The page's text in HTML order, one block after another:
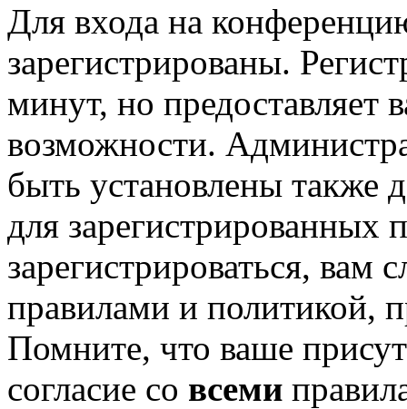
Для входа на
зарегистрированы.
минут, но предоставляет
возможности.
быть установлены также
для зарегистрированных
зарегистрироваться, вам
правилами и политикой,
Помните, что ваше
согласие со всеми